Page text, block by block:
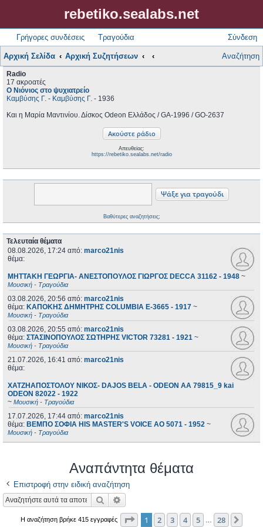
rebetiko.sealabs.net
Γρήγορες συνδέσεις Τραγούδια Σύνδεση
Αρχική Σελίδα Αρχική Συζητήσεων Αναζήτηση
Radio
17 ακροατές
Ο Νιόνιος στο ψυχιατρείο
Καμβύσης Γ. - Καμβύσης Γ. - 1936
Και η Μαρία Μαντινίου. Δίσκος Odeon Ελλάδος / GA-1996 / GO-2637
Απευθείας:
https://rebetiko.sealabs.net/radio
Βαθύτερες αναζητήσεις;
Τελευταία θέματα
08.08.2026, 17:24 από: marco21nis
θέμα:
ΜΗΤΤΑΚΗ ΓΕΩΡΓΙΑ- ΑΝΕΣΤΟΠΟΥΛΟΣ ΓΙΩΡΓΟΣ DECCA 31162 - 1948 ~
Μουσική - Τραγούδια
03.08.2026, 20:56 από: marco21nis
θέμα: ΚΑΠΟΚΗΣ ΔΗΜΗΤΡΗΣ COLUMBIA E-3665 - 1917 ~
Μουσική - Τραγούδια
03.08.2026, 20:55 από: marco21nis
θέμα: ΣΤΑΣΙΝΟΠΟΥΛΟΣ ΣΩΤΗΡΗΣ VICTOR 73281 - 1921 ~
Μουσική - Τραγούδια
21.07.2026, 16:41 από: marco21nis
θέμα:
ΧΑΤΖΗΑΠΟΣΤΟΛΟΥ ΝΙΚΟΣ- DAJOS BELA - ODEON AA 79815_9 kai
ODEON 82022 - 1922
~ Μουσική - Τραγούδια
17.07.2026, 17:44 από: marco21nis
θέμα: ΒΕΜΠΟ ΣΟΦΙΑ HIS MASTER'S VOICE AO 5071 - 1952 ~
Μουσική - Τραγούδια
Αναπάντητα θέματα
Επιστροφή στην ειδική αναζήτηση
Αναζήτηση
Η αναζήτηση βρήκε 415 εγγραφές Σελίδα από28
1 2 3 4 5 28